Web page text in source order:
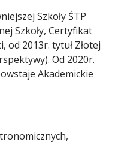
Szkoły ŚTP
Szkoły, Certyfikat
od 2013r. tytuł Złotej
Od 2020r.
Akademickie